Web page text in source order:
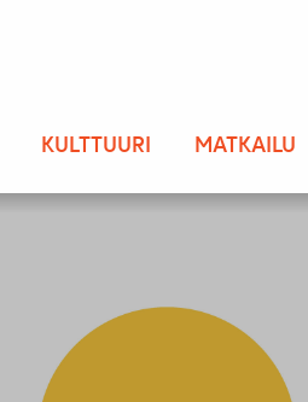
KULTTUURI MATKAILU